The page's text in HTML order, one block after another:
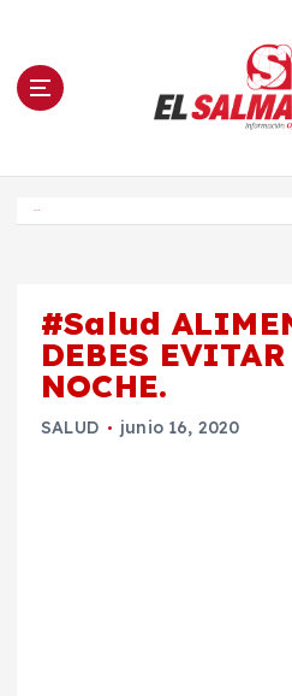
n El Salmantino -
#Salud
DEBES
NOCHE.
SALUD junio 16, 2020